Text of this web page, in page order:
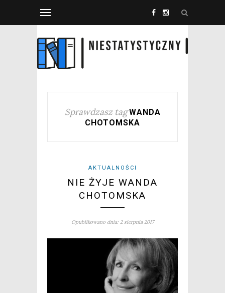
Sprawdzasz tag WANDA
CHOTOMSKA
AKTUALNOŚCI
NIE ŻYJE WANDA
CHOTOMSKA
Opublikowano dnia: 2 sierpnia 2017